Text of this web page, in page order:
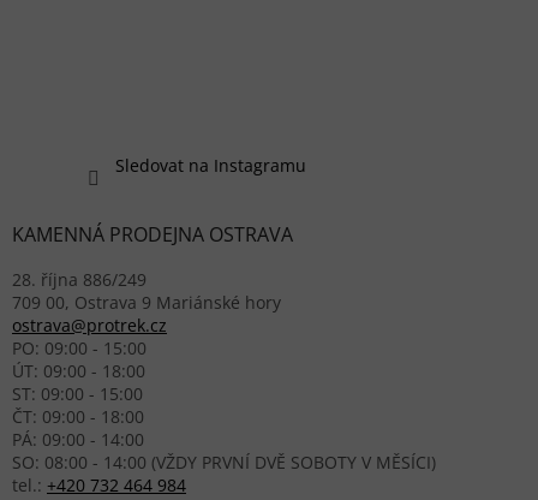
Sledovat na Instagramu
KAMENNÁ PRODEJNA OSTRAVA
28. října 886/249
709 00, Ostrava 9 Mariánské hory
ostrava@protrek.cz
PO: 09:00 - 15:00
ÚT: 09:00 - 18:00
ST: 09:00 - 15:00
ČT: 09:00 - 18:00
PÁ: 09:00 - 14:00
SO: 08:00 - 14:00 (VŽDY PRVNÍ DVĚ SOBOTY V MĚSÍCI)
tel.: +420 732 464 984